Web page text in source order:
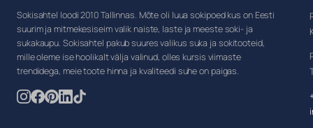
Sokisahtel loodi 2010 Tallinnas. Mõte oli luua sokipoed kus on Eesti
suurim ja mitmekesiseim valik naiste, laste ja meeste soki- ja
sukakaupu. Sokisahtel pakub suures valikus suka ja sokitooteid,
mille oleme ise hoolikalt välja valinud, olles kursis viimaste
trendidega, meie toote hinna ja kvaliteedi suhe on paigas.